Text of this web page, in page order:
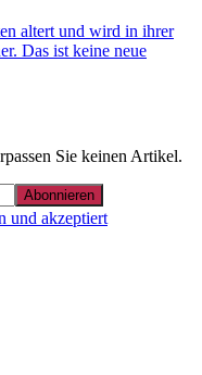
altert und wird in ihrer
Das ist keine neue
Sie keinen Artikel.
und akzeptiert